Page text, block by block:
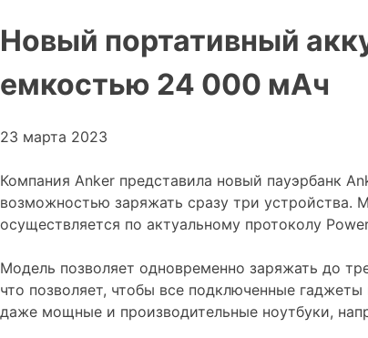
Новый портативный
емкостью 24 000 мАч
23 марта 2023
Компания Anker представила новый пауэрбанк
возможностью заряжать сразу три устройства.
осуществляется по актуальному протоколу
Модель позволяет одновременно заряжать до
что позволяет, чтобы все подключенные
даже мощные и производительные ноутбуки,